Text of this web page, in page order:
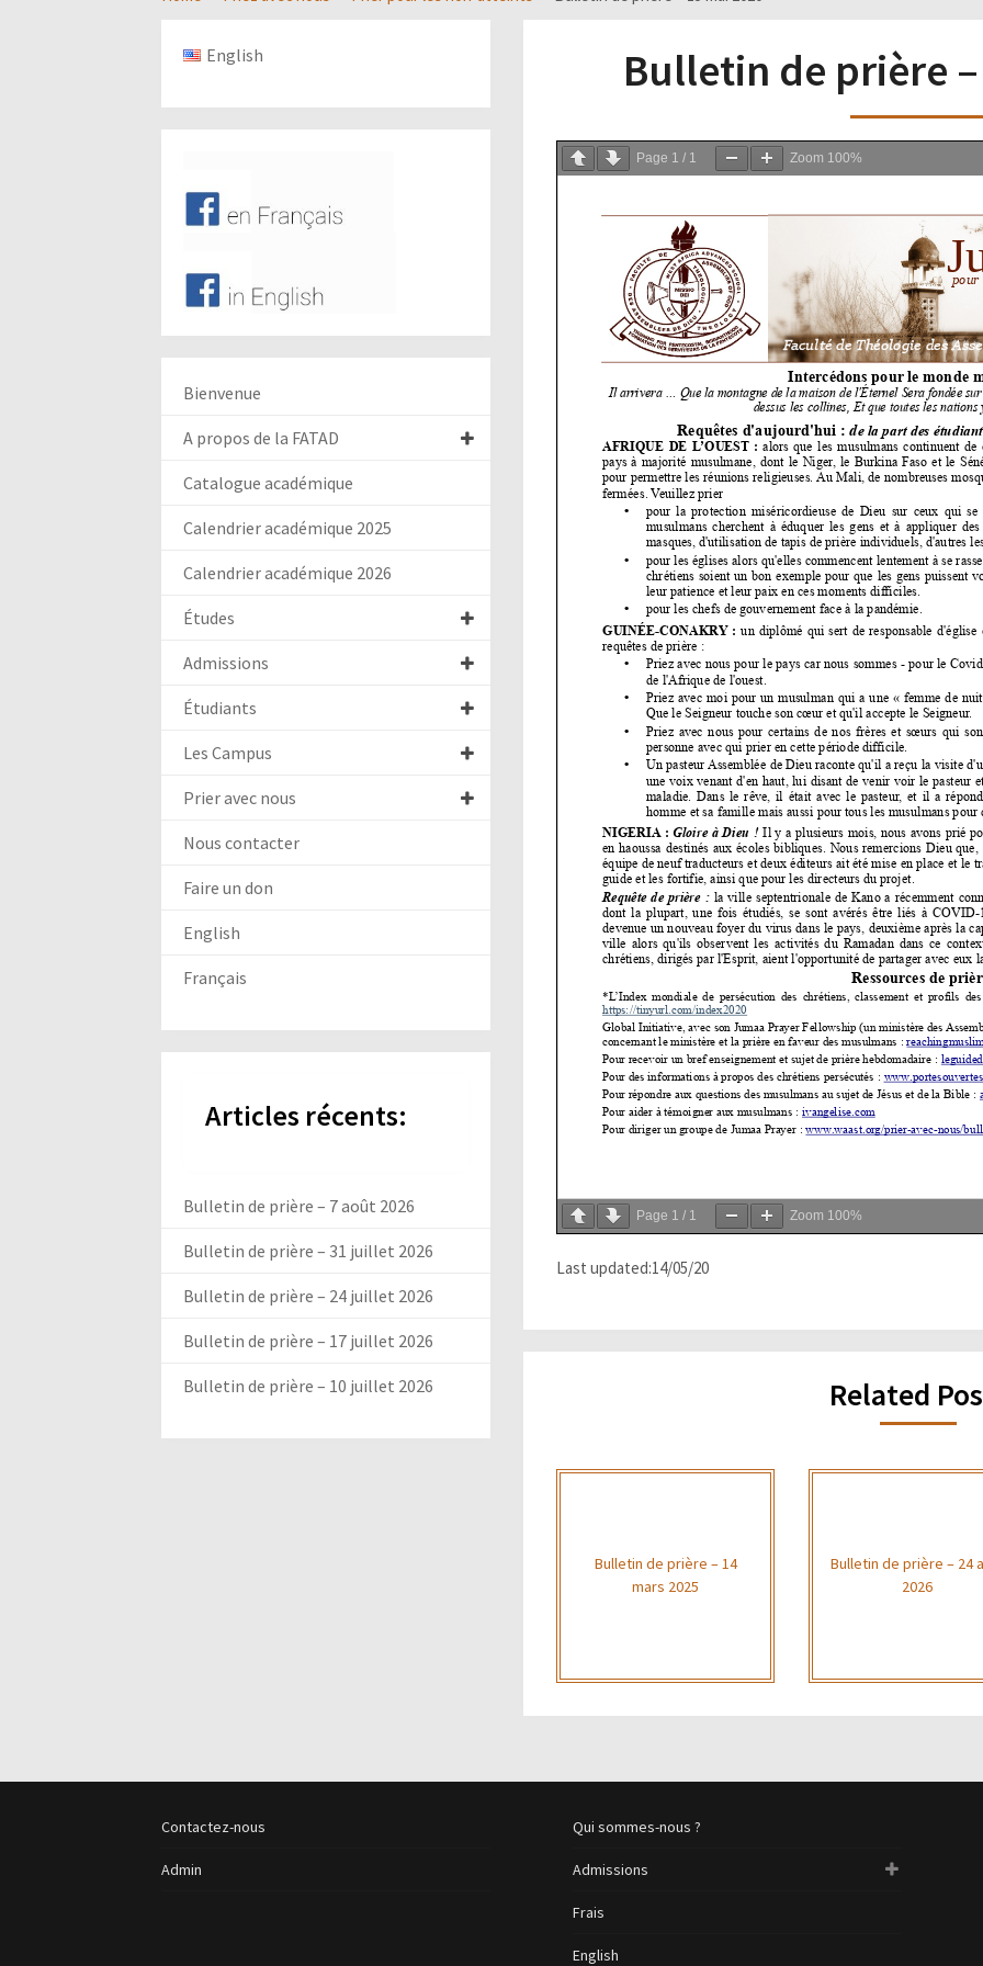
Bulletin de prière
Page 1 / 1 Zoom 100%
Page 1 / 1 Zoom 100%
Last updated:14/05/20
Related
Bulletin de prière – 14
mars 2025
Bulletin de prière – 24
2026
English
Bienvenue
A propos de la FATAD
Catalogue académique
Calendrier académique 2025
Calendrier académique 2026
Études
Admissions
Étudiants
Les Campus
Prier avec nous
Nous contacter
Faire un don
English
Français
Articles récents:
Bulletin de prière – 7 août 2026
Bulletin de prière – 31 juillet 2026
Bulletin de prière – 24 juillet 2026
Bulletin de prière – 17 juillet 2026
Bulletin de prière – 10 juillet 2026
Contactez-nous
Admin
Qui sommes-nous ?
Admissions
Frais
English